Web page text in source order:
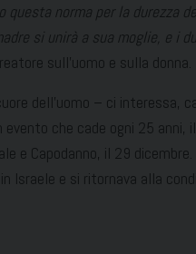
questa norma per la durezza
si unirà a sua moglie, e i
sull’uomo e sulla donna.
dell’uomo – ci interessa,
che cade ogni 25 anni, il «
Capodanno, il 29
Israele e si ritornava alla